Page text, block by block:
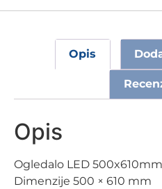
Opis
Opis
Ogledalo LED
Dimenzije 500 × 610 mm